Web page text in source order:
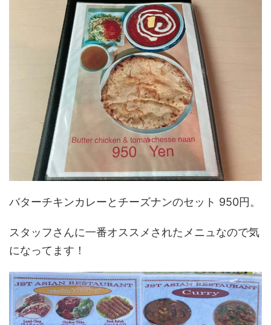
バターチキンカレーとチーズナンのセット 950円。
スタッフさんに一番オススメされたメニュなので気
になってます！